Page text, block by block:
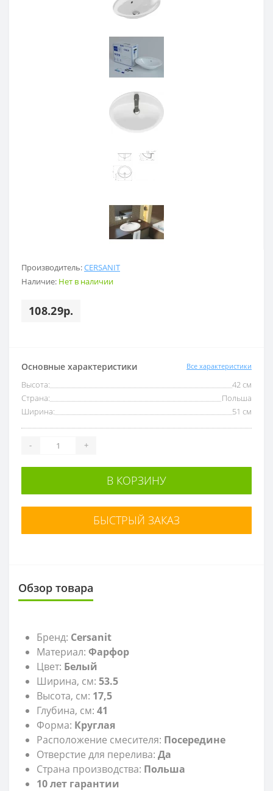
Производитель:CERSANIT
Наличие: Нет в наличии
108.29р.
Основные характеристики Все характеристики
Высота:
42 см
Страна:
Польша
Ширина:
51 см
- +
В КОРЗИНУ
БЫСТРЫЙ ЗАКАЗ
Обзор товара
Бренд: Cersanit
Материал: Фарфор
Цвет: Белый
Ширина, см: 53.5
Высота, см: 17,5
Глубина, см: 41
Форма: Круглая
Расположение смесителя: Посередине
Отверстие для перелива: Да
Страна производства: Польша
10 лет гарантии